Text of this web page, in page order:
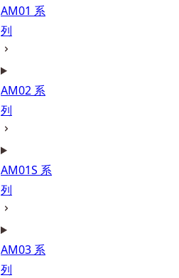
AM01 系
列
AM02 系
列
AM01S 系
列
AM03 系
列